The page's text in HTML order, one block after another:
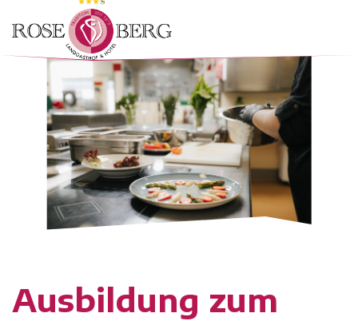
Ausbildung zum